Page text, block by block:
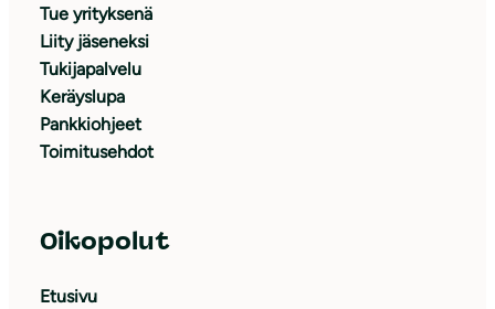
Tue yrityksenä
Liity jäseneksi
Tukijapalvelu
Keräyslupa
Pankkiohjeet
Toimitusehdot
Oikopolut
Etusivu